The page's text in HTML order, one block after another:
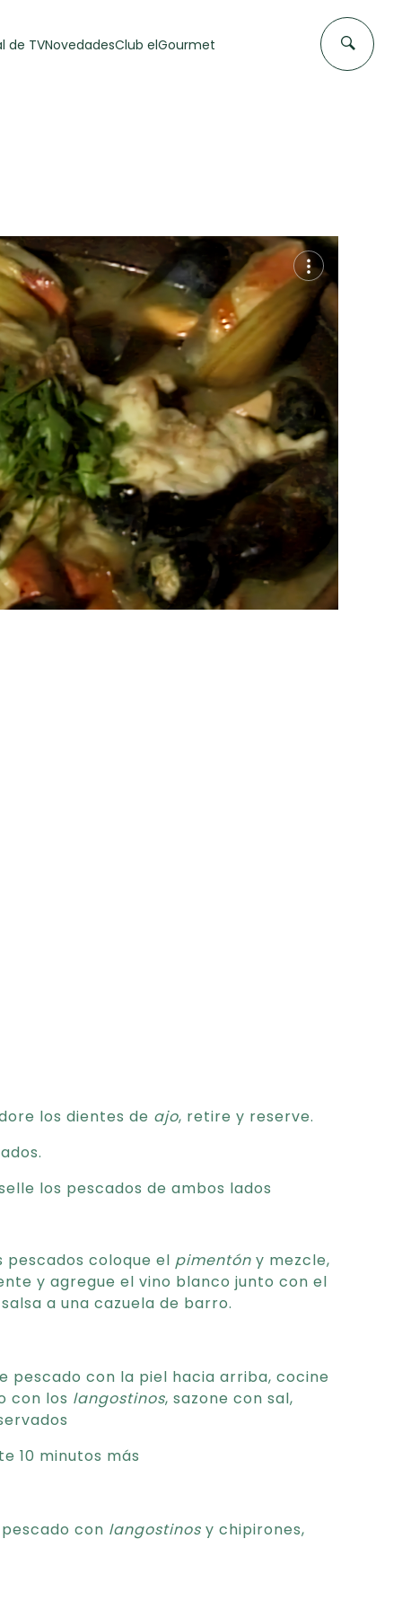
DE FLAN CASERO
50 min
de TVNovedadesClub elGourmet
los dientes de ajo, retire y reserve.
los pescados de ambos lados
pescados coloque el pimentón y mezcle,
y agregue el vino blanco junto con el
a una cazuela de barro.
pescado con la piel hacia arriba, cocine
con los langostinos, sazone con sal,
10 minutos más
con langostinos y chipirones,